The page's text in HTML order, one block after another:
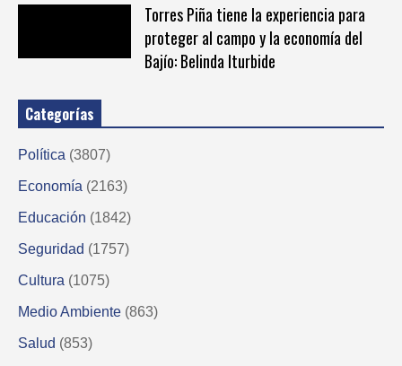
Torres Piña tiene la experiencia para
proteger al campo y la economía del
Bajío: Belinda Iturbide
Categorías
Política (3807)
Economía (2163)
Educación (1842)
Seguridad (1757)
Cultura (1075)
Medio Ambiente (863)
Salud (853)